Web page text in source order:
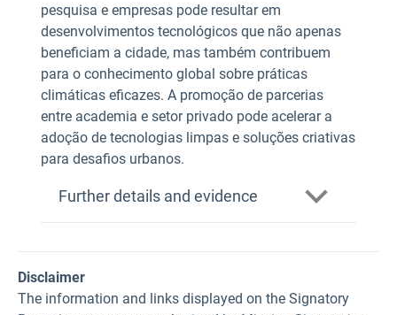
pesquisa e empresas pode resultar em
desenvolvimentos tecnológicos que não apenas
beneficiam a cidade, mas também contribuem
para o conhecimento global sobre práticas
climáticas eficazes. A promoção de parcerias
entre academia e setor privado pode acelerar a
adoção de tecnologias limpas e soluções criativas
para desafios urbanos.
Further details and evidence
Disclaimer
The information and links displayed on the Signatory